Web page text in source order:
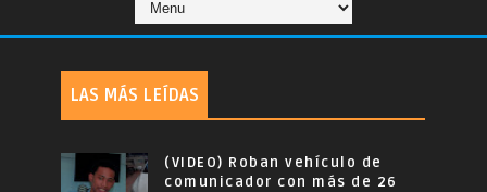
LAS MÁS LEÍDAS
(VIDEO) Roban vehículo de
comunicador con más de 26